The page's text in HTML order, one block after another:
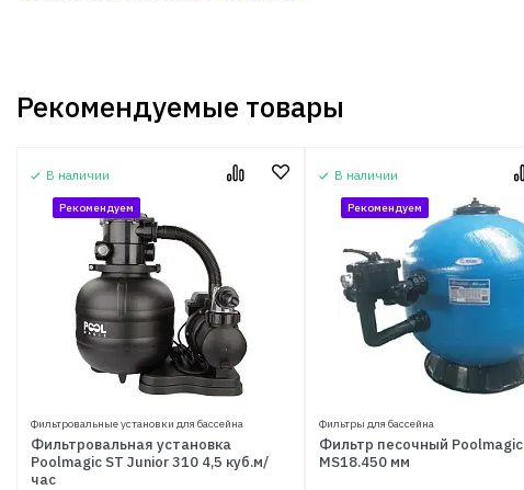
Рекомендуемые товары
В наличии
Рекомендуем
Фильтровальные установки для бассейна
Фильтровальная установка
Poolmagic ST Junior 310 4,5 куб.м/
час
В наличии
Рекомендуем
Фильтры для бассейна
Фильтр песочный Poolmagic
MS18.450 мм